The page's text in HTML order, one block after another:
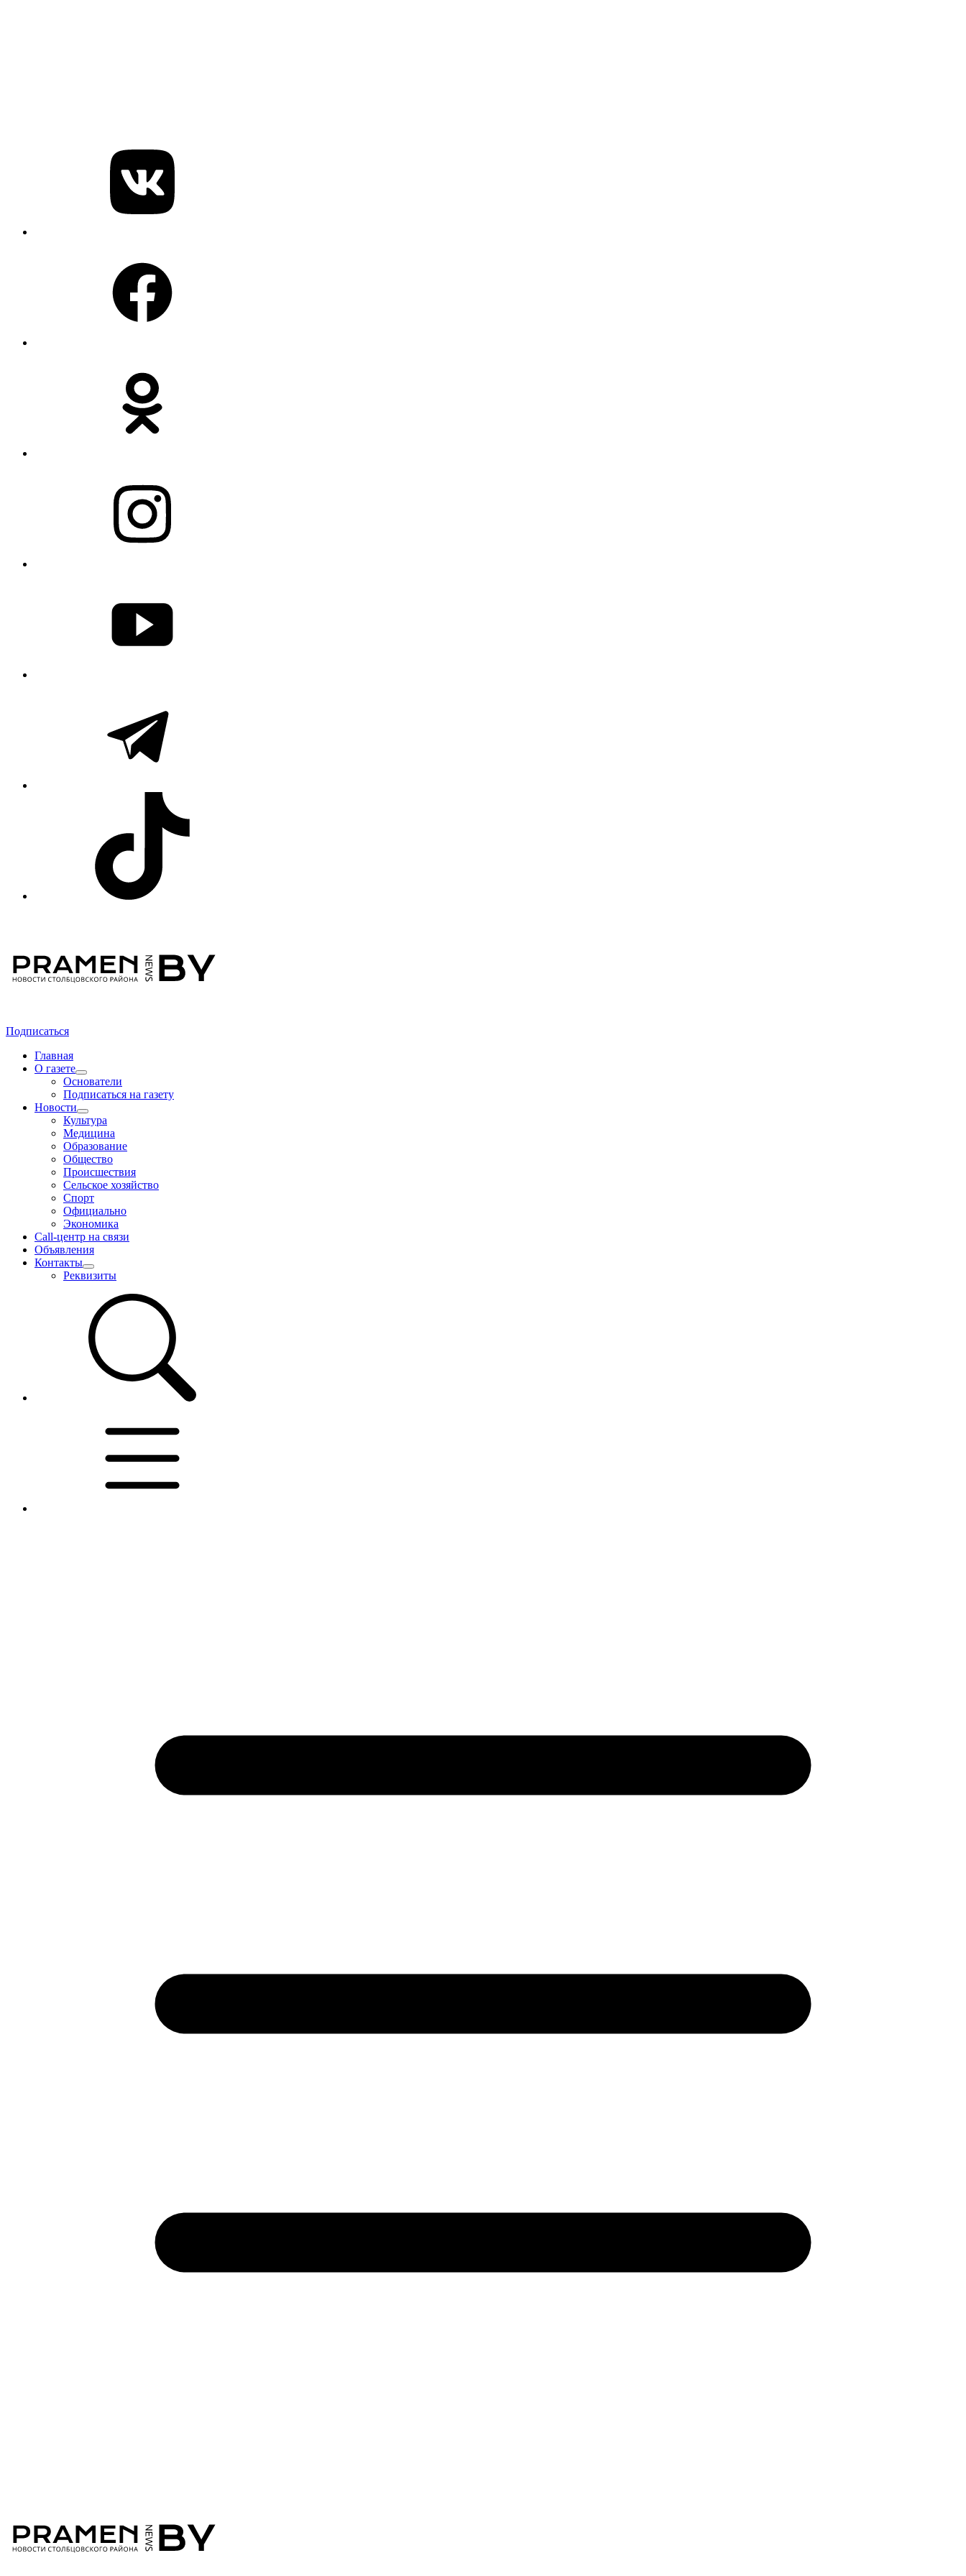
Подписаться
Главная
О газете
Основатели
Подписаться на газету
Новости
Культура
Медицина
Образование
Общество
Происшествия
Сельское хозяйство
Спорт
Официально
Экономика
Call-центр на связи
Объявления
Контакты
Реквизиты